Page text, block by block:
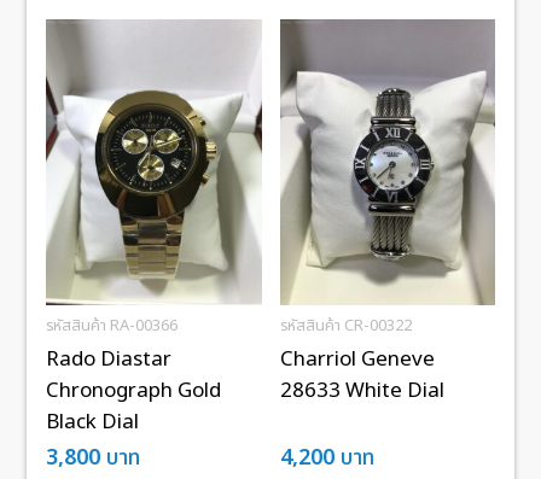
รหัสสินค้า RA-00366
Rado Diastar
Chronograph Gold
Black Dial
3,800 บาท
รหัสสินค้า CR-00322
Charriol Geneve
28633 White Dial
4,200 บาท